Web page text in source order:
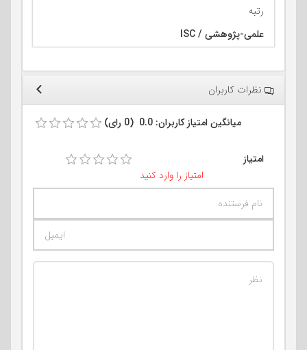
رتبه
علمی-پژوهشی / ISC
نظرات کاربران
میانگین امتیاز کاربران: 0.0 (0 رای)
امتیاز
امتیاز را وارد کنید